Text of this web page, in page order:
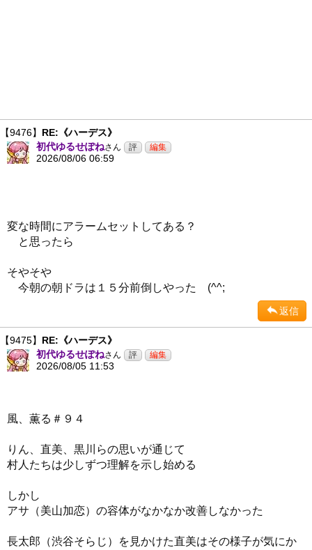
【9476】 RE:《ハーデス》
初代ゆるせぽねさん
2026/08/06 06:59
変な時間にアラームセットしてある？
と思ったら
そやそや
今朝の朝ドラは１５分前倒しやった (^^;
返信
【9475】 RE:《ハーデス》
初代ゆるせぽねさん
2026/08/05 11:53
風、薫る＃９４
りん、直美、黒川らの思いが通じて
村人たちは少しずつ理解を示し始める
しかし
アサ（美山加恋）の容体がなかなか改善しなかった
長太郎（渋谷そらじ）を見かけた直美はその様子が気にか